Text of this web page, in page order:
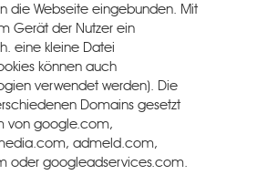
die Webseite eingebunden. Mit
Gerät der Nutzer ein
eine kleine Datei
können auch
verwendet werden). Die
Domains gesetzt
von google.com,
admeld.com,
oder googleadservices.com.